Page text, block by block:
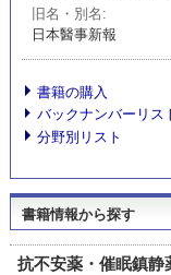
旧名・別名
日本醫事新報
書籍の購入
バックナンバーリス
分野別リスト
書籍情報から探す
抗不安薬・催眠鎮静